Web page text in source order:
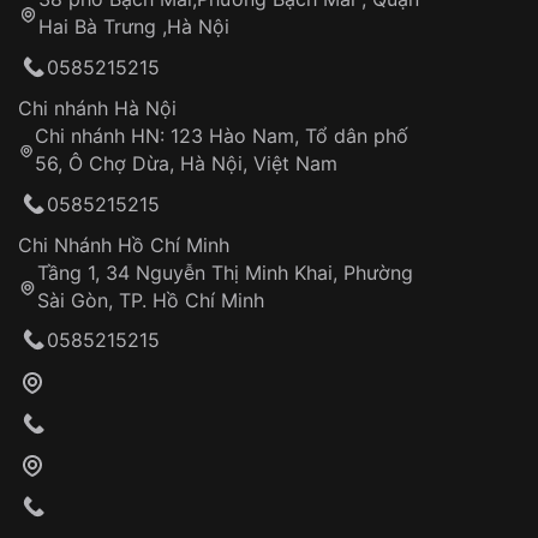
Hotline: 0585 215 215
Từ khóa SEO:
Khách hàng kiểm tra và thanh toán trực tiếp
Tự ý sửa chữa
thống VNLUX
Đảm bảo quyền lợi khách hàng
Đồng hành cùng khách hàng trong suốt quá
trình sử dụng
Hai Bà Trưng ,Hà Nội
0585215215
Chi nhánh Hà Nội
Chi nhánh HN: 123 Hào Nam, Tổ dân phố
56, Ô Chợ Dừa, Hà Nội, Việt Nam
0585215215
Chi Nhánh Hồ Chí Minh
Tầng 1, 34 Nguyễn Thị Minh Khai, Phường
Sài Gòn, TP. Hồ Chí Minh
0585215215